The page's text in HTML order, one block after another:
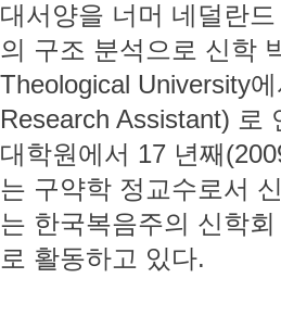
대서양을 너머 네덜란
의 구조 분석으로 신학
Theological University
Research Assistant) 로
대학원에서 17 년째
는 구약학 정교수로서
는 한국복음주의 신학
로 활동하고 있다.